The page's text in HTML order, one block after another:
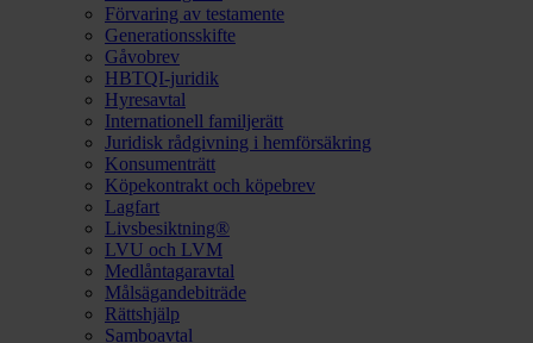
Förvaring av testamente
Generationsskifte
Gåvobrev
HBTQI-juridik
Hyresavtal
Internationell familjerätt
Juridisk rådgivning i hemförsäkring
Konsumenträtt
Köpekontrakt och köpebrev
Lagfart
Livsbesiktning®
LVU och LVM
Medlåntagaravtal
Målsägandebiträde
Rättshjälp
Samboavtal